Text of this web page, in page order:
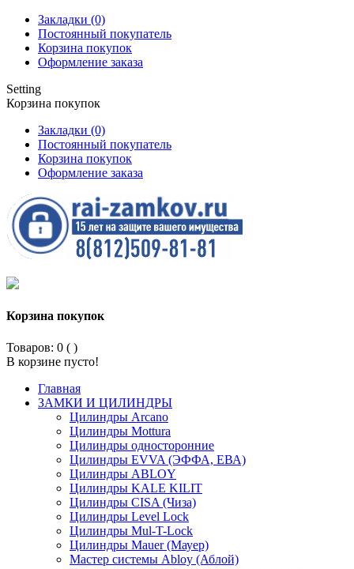
Закладки (0)
Постоянный покупатель
Корзина покупок
Оформление заказа
Setting
Корзина покупок
Закладки (0)
Постоянный покупатель
Корзина покупок
Оформление заказа
Корзина покупок
Товаров: 0 ( )
В корзине пусто!
Главная
ЗАМКИ И ЦИЛИНДРЫ
Цилиндры Arcano
Цилиндры Mottura
Цилиндры односторонние
Цилиндры EVVA (ЭФФА, ЕВА)
Цилиндры ABLOY
Цилиндры KALE KILIT
Цилиндры CISA (Чиза)
Цилиндры Level Lock
Цилиндры Mul-T-Lock
Цилиндры Mauer (Мауер)
Мастер системы Abloy (Аблой)